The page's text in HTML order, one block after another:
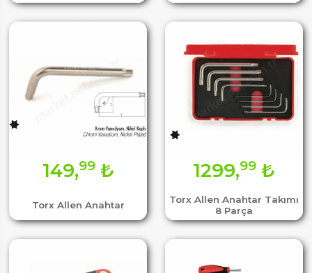
Torx Allen Anahtar
149,99₺
Torx Allen Anahtar Takımı
8 Parça
1299,99₺